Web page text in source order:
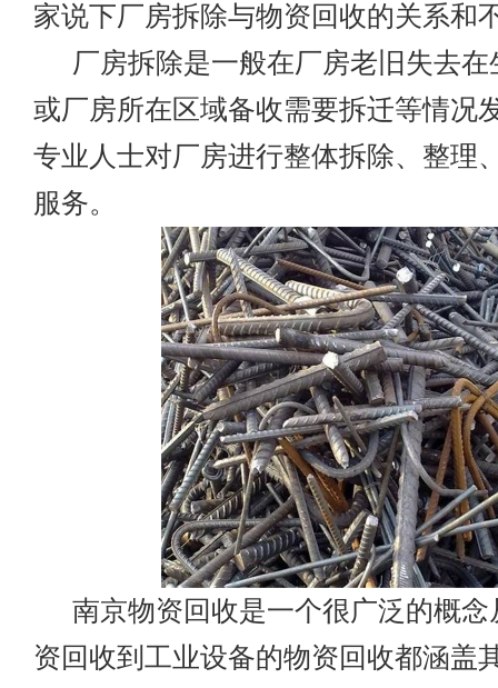
家说下厂房拆除与物资回收的关系和
厂房拆除是一般在厂房老旧失去在
或厂房所在区域备收需要拆迁等情况
专业人士对厂房进行整体拆除、整理
服务。
南京物资回收是一个很广泛的概
资回收到工业设备的物资回收都涵盖